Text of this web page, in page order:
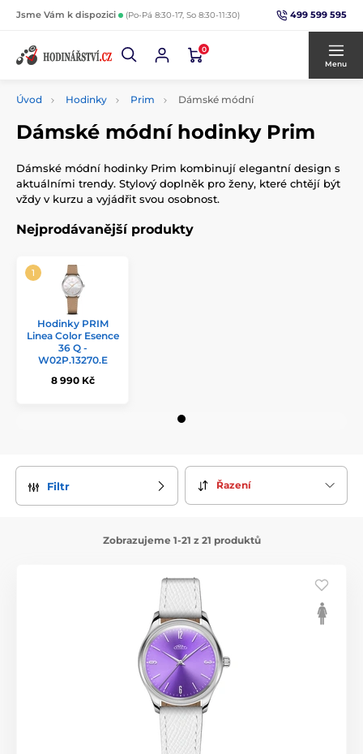
Jsme Vám k dispozici (Po-Pá 8:30-17, So 8:30-11:30) 499 599 595
0
Menu
Úvod Hodinky Prim Dámské módní
Dámské módní hodinky Prim
Dámské módní hodinky Prim kombinují elegantní design s
aktuálními trendy. Stylový doplněk pro ženy, které chtějí být
vždy v kurzu a vyjádřit svou osobnost.
Nejprodávanější produkty
Hodinky PRIM
Linea Color Esence
36 Q -
W02P.13270.E
8 990 Kč
Filtr Řazení
Zobrazujeme 1-21 z 21 produktů